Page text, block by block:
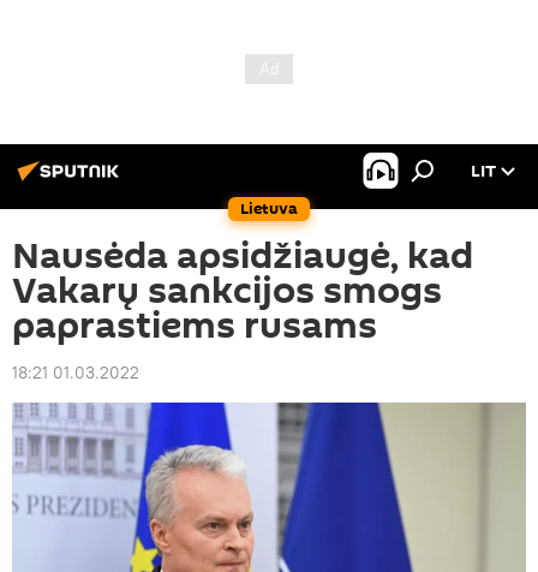
Lietuva
LIT
Nausėda apsidžiaugė, kad
Vakarų sankcijos smogs
paprastiems rusams
18:21 01.03.2022